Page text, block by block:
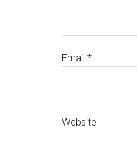
Email *
Website